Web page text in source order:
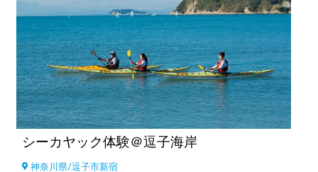
シーカヤック体験＠逗子海岸
神奈川県/逗子市新宿